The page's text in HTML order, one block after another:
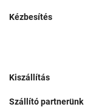
Kézbesítés
Kiszállítás
Szállító partnerünk